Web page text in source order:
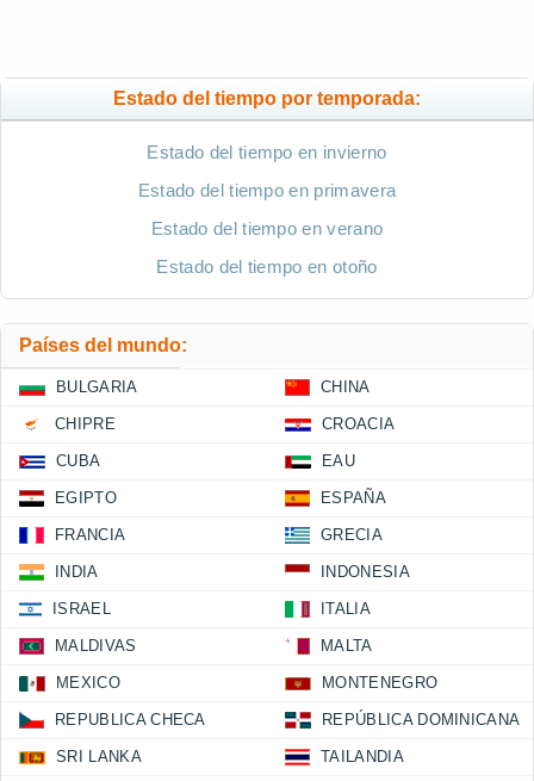
Estado del tiempo por temporada:
Estado del tiempo en invierno
Estado del tiempo en primavera
Estado del tiempo en verano
Estado del tiempo en otoño
Países del mundo:
BULGARIA CHINA
CHIPRE CROACIA
CUBA EAU
EGIPTO ESPAÑA
FRANCIA GRECIA
INDIA INDONESIA
ISRAEL ITALIA
MALDIVAS MALTA
MEXICO MONTENEGRO
REPUBLICA CHECA REPÚBLICA DOMINICANA
SRI LANKA TAILANDIA